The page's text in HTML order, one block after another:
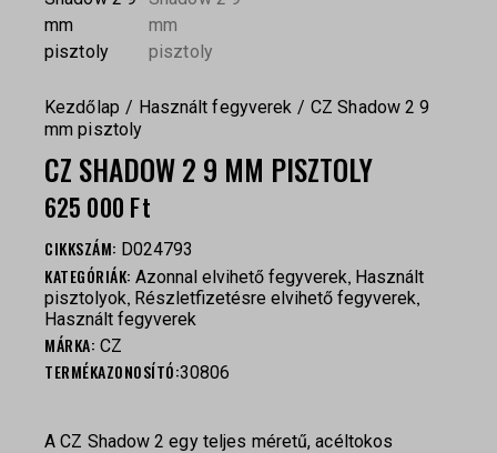
Kezdőlap Használt fegyverek
CZ Shadow 2 9
mm pisztoly
CZ SHADOW 2 9 MM PISZTOLY
625 000 Ft
CIKKSZÁM: D024793
KATEGÓRIÁK: Azonnal elvihető fegyverek, Használt
pisztolyok, Részletfizetésre elvihető fegyverek,
Használt fegyverek
MÁRKA: CZ
TERMÉKAZONOSÍTÓ:30806
A CZ Shadow 2 egy teljes méretű, acéltokos